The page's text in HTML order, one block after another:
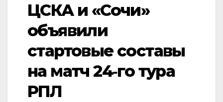
ЦСКА и «Сочи»
объявили
стартовые составы
на матч 24‑го тура
РПЛ